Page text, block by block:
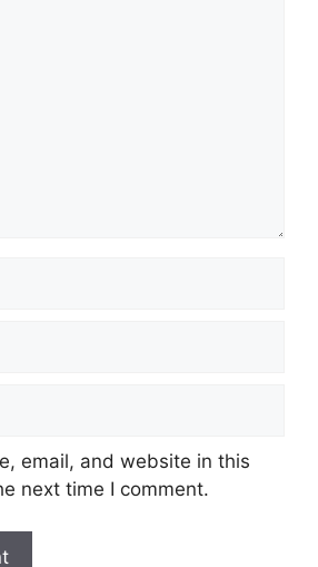
email, and website in this
next time I comment.